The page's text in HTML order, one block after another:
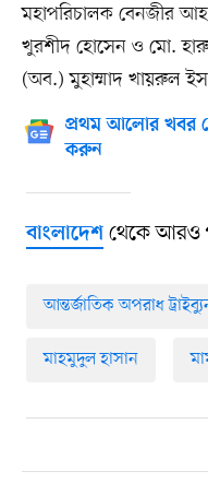
মহাপরিচালক বেনজীর
খুরশীদ হোসেন ও মো.
(অব.) মুহাম্মাদ খায়রুল
প্রথম আলোর খবর
করুন
বাংলাদেশথেকে আরও
আন্তর্জাতিক অপরাধ
মাহমুদুল হাসান